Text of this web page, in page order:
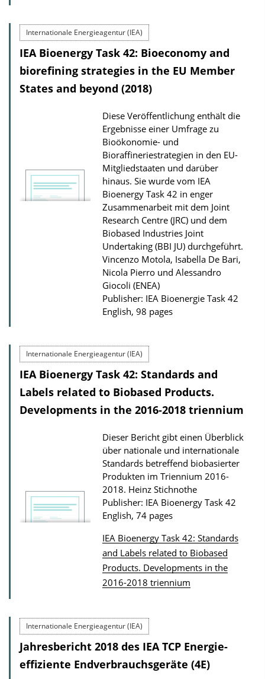
a
d
s
Internationale Energieagentur (IEA)
IEA Bioenergy Task 42: Bioeconomy and
biorefining strategies in the EU Member
States and beyond (2018)
Diese Veröffentlichung enthält die
Ergebnisse einer Umfrage zu
Bioökonomie- und
Bioraffineriestrategien in den EU-
Mitgliedstaaten und darüber
hinaus. Sie wurde vom IEA
Bioenergy Task 42 in enger
Zusammenarbeit mit dem Joint
Research Centre (JRC) und dem
Biobased Industries Joint
Undertaking (BBI JU) durchgeführt.
Vincenzo Motola, Isabella De Bari,
Nicola Pierro und Alessandro
Giocoli (ENEA)
Publisher: IEA Bioenergie Task 42
English, 98 pages
Internationale Energieagentur (IEA)
IEA Bioenergy Task 42: Standards and
Labels related to Biobased Products.
Developments in the 2016-2018 triennium
Dieser Bericht gibt einen Überblick
über nationale und internationale
Standards betreffend biobasierter
Produkten im Triennium 2016-
2018. Heinz Stichnothe
Publisher: IEA Bioenergy Task 42
English, 74 pages
P
u
b
i
c
a
t
IEA Bioenergy Task 42: Standards
and Labels related to Biobased
Products. Developments in the
2016-2018 triennium
Internationale Energieagentur (IEA)
Jahresbericht 2018 des IEA TCP Energie­
effiziente Endverbrauchs­geräte (4E)